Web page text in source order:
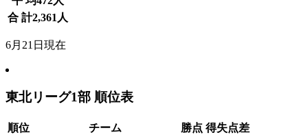
合 計2,361 人
6月21日現在
東北リーグ1部 順位表
順位 チーム 勝点 得失点差